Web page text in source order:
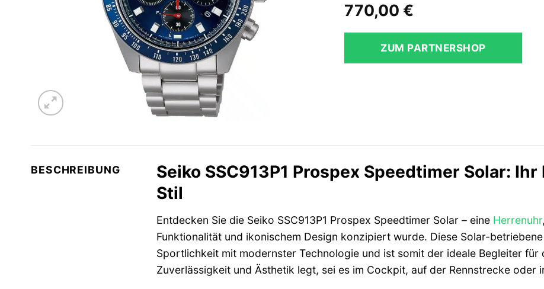
770,00 €
ZUM PARTNERSHOP
BESCHREIBUNG
Seiko SSC913P1 Prospex Speedtimer Solar:
Stil
Entdecken Sie die Seiko SSC913P1 Prospex Speedtimer Solar – eine Herrenuhr
Funktionalität und ikonischem Design konzipiert wurde. Diese Solar-
Sportlichkeit mit modernster Technologie und ist somit der ideale Begleiter
Zuverlässigkeit und Ästhetik legt, sei es im Cockpit, auf der Rennstrecke oder